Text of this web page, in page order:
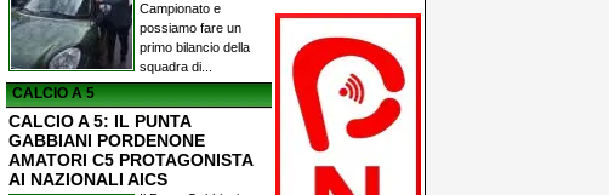
Campionato e
possiamo fare un
primo bilancio della
squadra di...
CALCIO A 5
CALCIO A 5: IL PUNTA
GABBIANI PORDENONE
AMATORI C5 PROTAGONISTA
AI NAZIONALI AICS